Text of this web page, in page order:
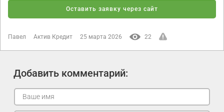
Оставить заявку через сайт
Павел Актив Кредит 25 марта 2026 22
Добавить комментарий: